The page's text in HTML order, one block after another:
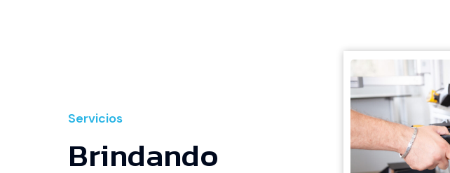
Servicios
Brindando